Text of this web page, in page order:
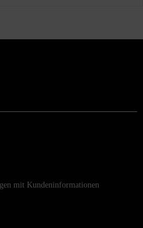
mit Kundeninformationen